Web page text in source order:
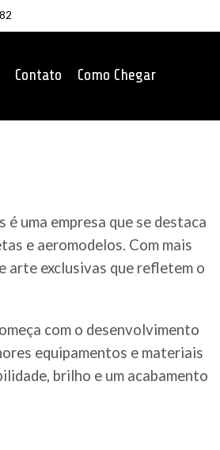
Contato Como Chegar
uma empresa que se destaca
e aeromodelos. Com mais
arte exclusivas que refletem o
com o desenvolvimento
equipamentos e materiais
brilho e um acabamento